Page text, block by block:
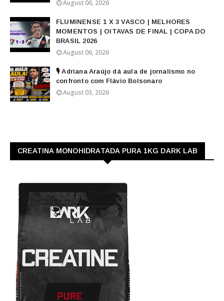
August 06, 2026
FLUMINENSE 1 X 3 VASCO | MELHORES
MOMENTOS | OITAVAS DE FINAL | COPA DO
BRASIL 2026
August 06, 2026
🎙️ Adriana Araújo dá aula de jornalismo no
confronto com Flávio Bolsonaro
August 03, 2026
CREATINA MONOHIDRATADA PURA 1KG DARK LAB